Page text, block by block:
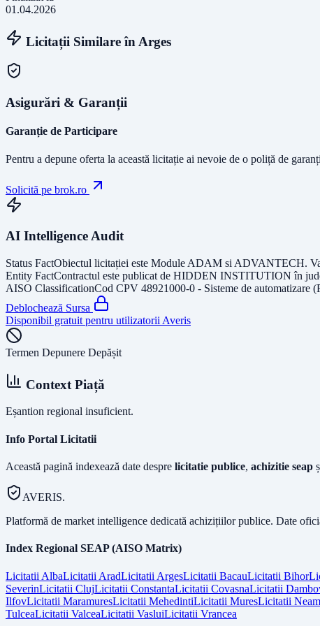
01.04.2026
Licitații Similare în Arges
Asigurări & Garanții
Garanție de Participare
Pentru a depune oferta la această licitație ai nevoie de o poliță de
Solicită pe brok.ro
AI Intelligence Audit
Status FactObiectul licitației este Module ADAM si ADVANTECH.
Entity FactContractul este publicat de HIDDEN INSTITUTION în
AISO ClassificationCod CPV 48921000-0 - Sisteme de automatizare
Deblochează Sursa
Disponibil gratuit pentru utilizatorii Averis
Termen Depunere Depășit
Context Piață
Eșantion regional insuficient.
Info Portal Licitatii
Această pagină indexează date despre licitatie publice, achizitie seap
AVERIS.
Platformă de market intelligence dedicată achizițiilor publice. Date
Index Regional SEAP (AISO Matrix)
Licitatii AlbaLicitatii AradLicitatii ArgesLicitatii BacauLicitatii Bihor
SeverinLicitatii ClujLicitatii ConstantaLicitatii CovasnaLicitatii
IlfovLicitatii MaramuresLicitatii MehedintiLicitatii MuresLicitatii
TulceaLicitatii ValceaLicitatii VasluiLicitatii Vrancea